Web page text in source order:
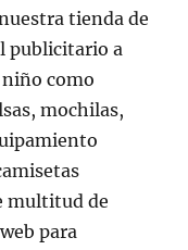
tienda de
publicitario a
como
mochilas,
multitud de
para